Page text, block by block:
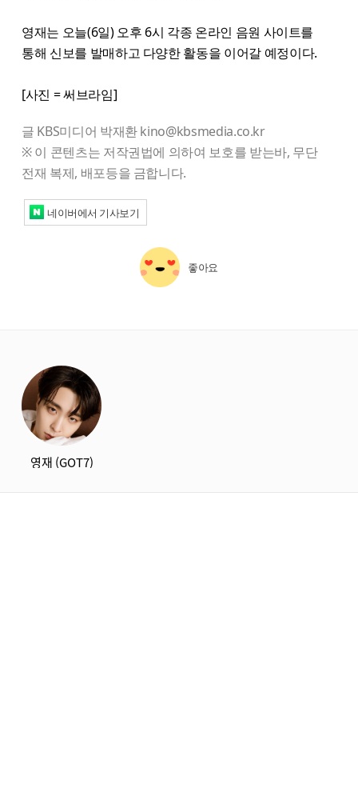
영재는 오늘(6일) 오후 6시 각종 온라인 음원 사이트를
통해 신보를 발매하고 다양한 활동을 이어갈 예정이다.
[사진 = 써브라임]
글 KBS미디어 박재환 kino@kbsmedia.co.kr
※ 이 콘텐츠는 저작권법에 의하여 보호를 받는바, 무단
전재 복제, 배포등을 금합니다.
네이버에서 기사보기
좋아요
영재 (GOT7)